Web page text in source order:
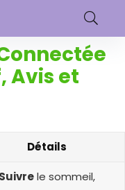
Avis et
Détails
Suivrele sommeil,